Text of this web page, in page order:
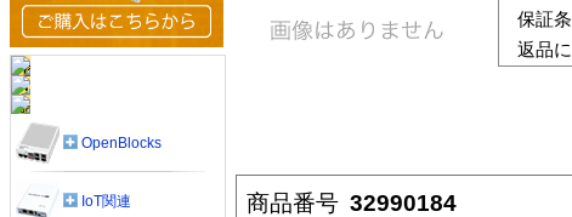
保証
返品
商品番号 32990184
OpenBlocks
IoT関連